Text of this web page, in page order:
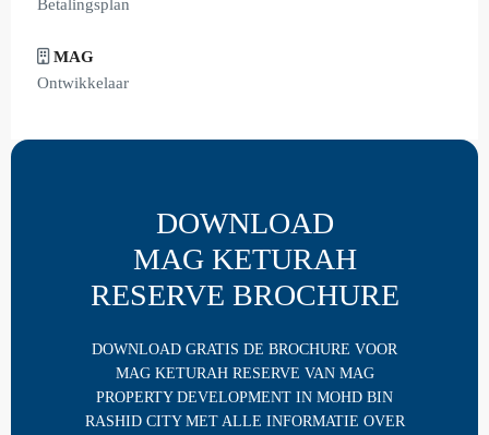
Betalingsplan
MAG
Ontwikkelaar
DOWNLOAD
MAG KETURAH
RESERVE BROCHURE
DOWNLOAD GRATIS DE BROCHURE VOOR
MAG KETURAH RESERVE VAN MAG
PROPERTY DEVELOPMENT IN MOHD BIN
RASHID CITY MET ALLE INFORMATIE OVER